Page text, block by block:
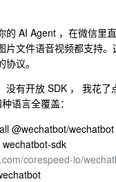
AI Agent ，在微信里直
片文件语音视频都支持
议。
没有开放 SDK ， 我花了
语言全覆盖：
@wechatbot/wechatbot
sdk
corespeed-io/